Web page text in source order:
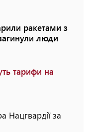
ракетами з
люди
тарифи на
Нацгвардії за